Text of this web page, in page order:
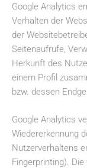
Google Analytics
Verhalten der
der
Seitenaufrufe,
Herkunft des
einem Profil
bzw. dessen
Google Analytics
Wiedererkennung
Nutzerverhaltens
Fingerprinting).